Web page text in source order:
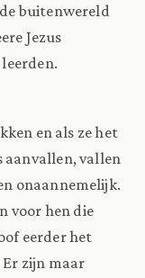
buitenwereld
Jezus
en als ze het
aanvallen, vallen
onaannemelijk.
voor hen die
eerder het
zijn maar